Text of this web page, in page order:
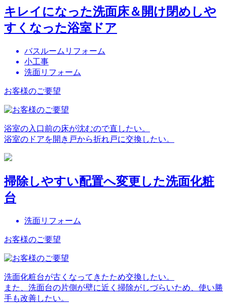
キレイになった洗面床＆開け閉めしや
すくなった浴室ドア
バスルームリフォーム
小工事
洗面リフォーム
お客様のご要望
浴室の入口前の床が沈むので直したい。
浴室のドアを開き戸から折れ戸に交換したい。
掃除しやすい配置へ変更した洗面化粧
台
洗面リフォーム
お客様のご要望
洗面化粧台が古くなってきたため交換したい。
また、洗面台の片側が壁に近く掃除がしづらいため、使い勝
手も改善したい。